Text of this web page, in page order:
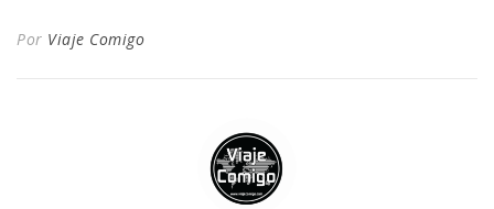
Por Viaje Comigo